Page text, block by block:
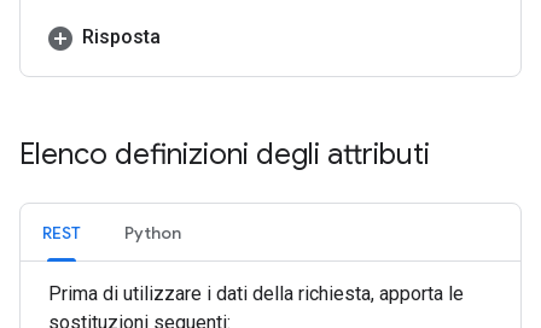
Risposta
Elenco definizioni degli attributi
REST Python
Prima di utilizzare i dati della richiesta, apporta le
sostituzioni seguenti: